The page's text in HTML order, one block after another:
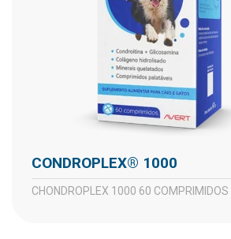
CONDROPLEX® 1000
CHONDROPLEX 1000 60 COMPRIMIDOS